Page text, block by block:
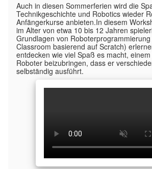
Auch in diesen Sommerferien wird die
Technikgeschichte und Robotics wieder
Anfängerkurse anbieten.In diesem
im Alter von etwa 10 bis 12 Jahren
Grundlagen von Roboterprogrammierung
Classroom basierend auf Scratch)
entdecken wie viel Spaß es macht,
Roboter beizubringen, dass er
selbständig ausführt.